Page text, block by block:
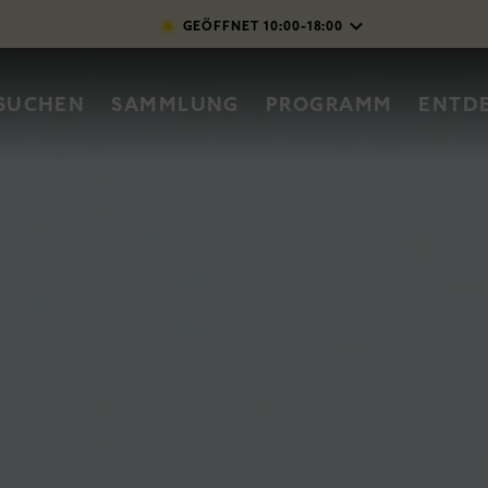
Direkt zum Inhalt
SAMMLUNG PROGRAMM
GEÖFFNET 10:00-18:00